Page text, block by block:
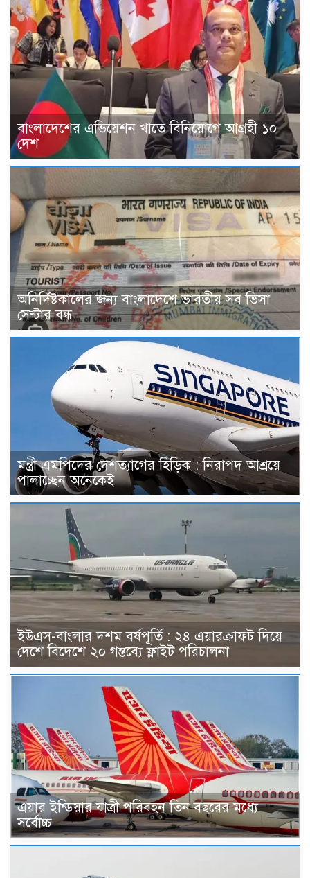
বাংলাদেশের এভিয়েশন খাতে বিনিয়োগে আগ্রহী ১০
দেশ
অনির্দিষ্টকালের জন্য বাংলাদেশে ভারতীয় সব ভিসা
সেন্টার বন্ধ
মন্ত্রী এমপিদের দেশত্যাগের হিড়িক : নিরাপদ আশ্রয়ে
পালাচ্ছেন অনেকেই
ইউএস-বাংলার দশম বর্ষপূর্তি : ২৪ এয়ারক্রাফট দিয়ে
দেশে বিদেশে ২০ গন্তব্যে ফ্লাইট পরিচালনা
এয়ার ইন্ডিয়ার যাত্রী পরিবহন তিন বছরের মধ্যে
সর্বোচ্চ